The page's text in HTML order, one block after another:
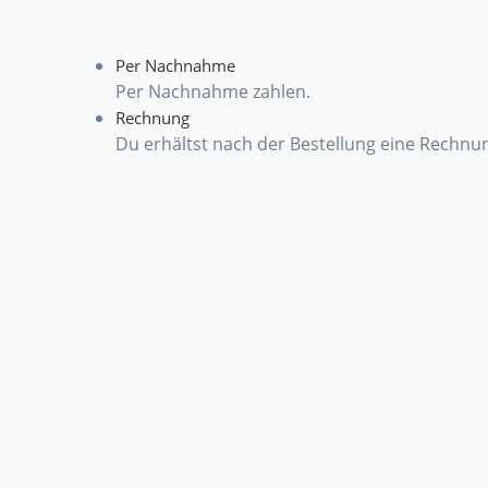
Per Nachnahme
Per Nachnahme zahlen.
Rechnung
Du erhältst nach der Bestellung eine